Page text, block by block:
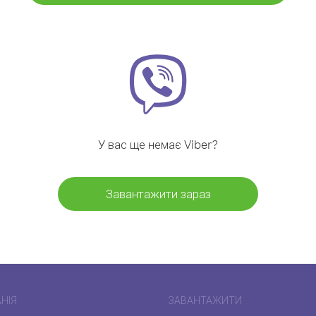
У вас ще немає Viber?
Завантажити зараз
ЗАВАНТАЖИТИ